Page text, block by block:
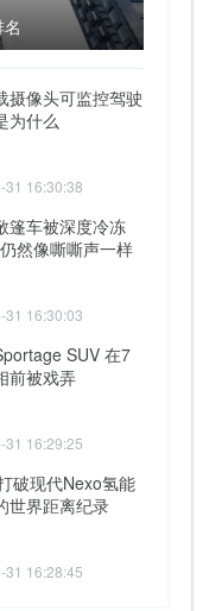
摄像头可监控驾驶
为什么
31 16:30:38
篷车被深度冷冻
然像嘶嘶声一样
31 16:30:03
SUV 在7
前被戏弄
31 16:29:25
破现代Nexo氢能
世界距离纪录
31 16:28:45